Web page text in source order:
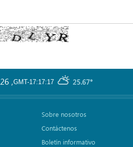
GMT-17:17:17 25.67°
,
Sobre nosotros
Contáctenos
Boletín informativo